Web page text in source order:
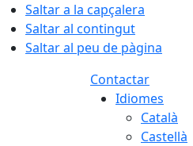
Saltar a la capçalera
Saltar al contingut
Saltar al peu de pàgina
Contactar
Idiomes
Català
Castellà